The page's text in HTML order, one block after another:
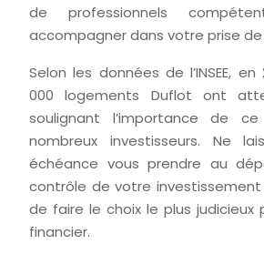
de professionnels
accompagner dans votre prise de
Selon les données de l’INSEE,
000 logements Duflot ont
soulignant l’importance de
nombreux investisseurs. Ne
échéance vous prendre au
contrôle de votre
de faire le choix le plus judicieux
financier.